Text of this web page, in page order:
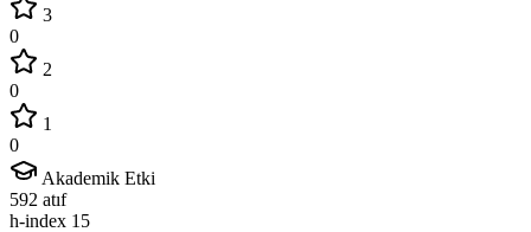
3
0
2
0
1
0
Akademik Etki
592 atıf
h-index 15